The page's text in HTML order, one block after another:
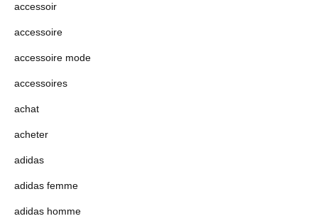
accessoir
accessoire
accessoire mode
accessoires
achat
acheter
adidas
adidas femme
adidas homme